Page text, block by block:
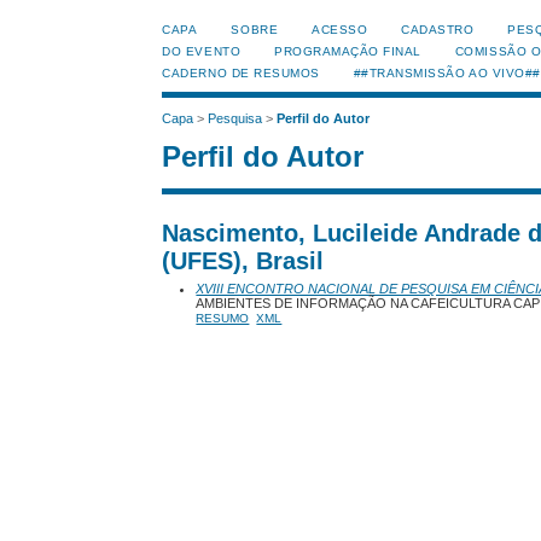
CAPA SOBRE ACESSO CADASTRO
DO EVENTO
PROGRAMAÇÃO FINAL
COMISSÃO
CADERNO DE RESUMOS
##TRANSMISSÃO AO VIVO##
Capa >Pesquisa >Perfil do Autor
Perfil do Autor
Nascimento, Lucileide Andrade
(UFES), Brasil
XVIII ENCONTRO NACIONAL DE PESQUISA EM
AMBIENTES DE INFORMAÇÃO NA CAFEICULTURA
RESUMO XML